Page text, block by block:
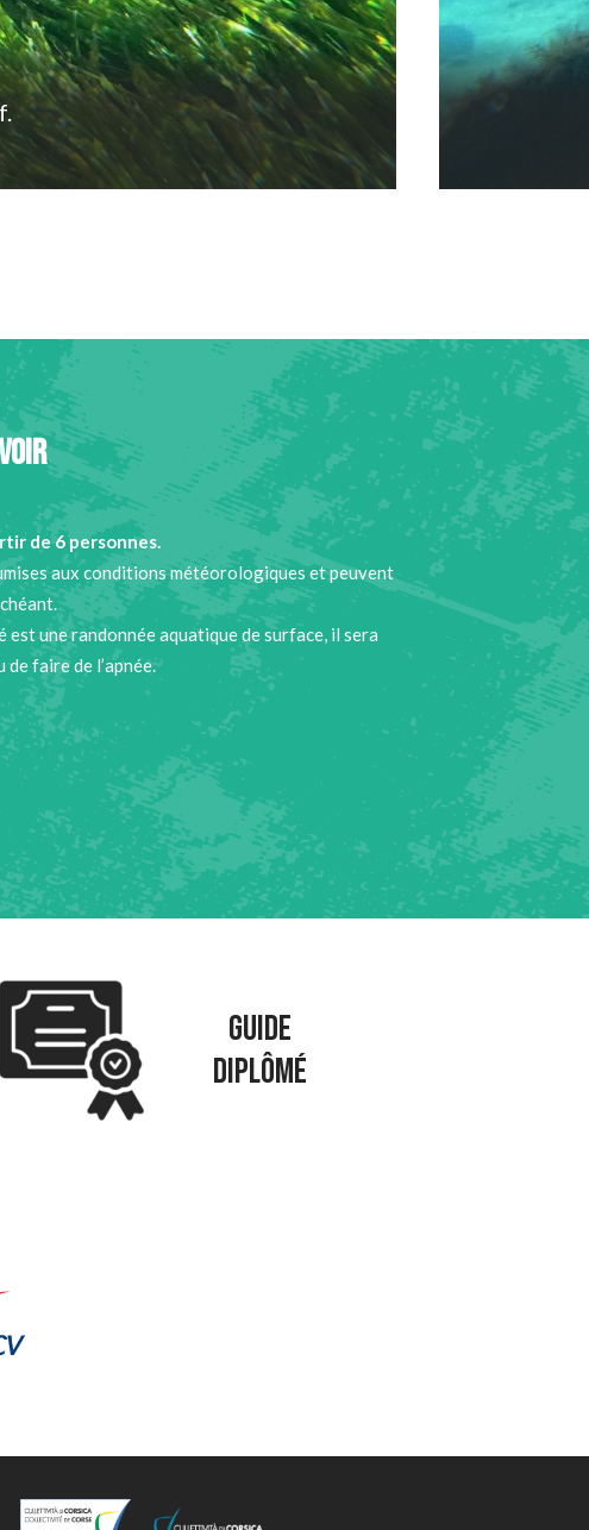
de 6 personnes.
aux conditions météorologiques et peuvent
est une randonnée aquatique de surface, il sera
faire de l’apnée.
GUIDE
DIPLÔMÉ